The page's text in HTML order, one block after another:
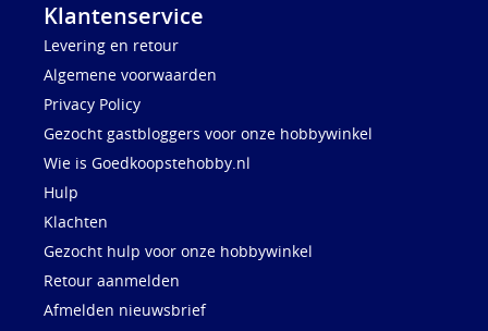
Klantenservice
Levering en retour
Algemene voorwaarden
Privacy Policy
Gezocht gastbloggers voor onze hobbywinkel
Wie is Goedkoopstehobby.nl
Hulp
Klachten
Gezocht hulp voor onze hobbywinkel
Retour aanmelden
Afmelden nieuwsbrief